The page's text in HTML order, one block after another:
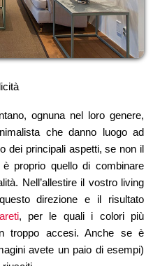
ognuna nel loro genere,
che danno luogo ad
dei principali aspetti, se non il
proprio quello di combinare
Nell’allestire il vostro living
direzione e il risultato
, per le quali i colori più
troppo accesi. Anche se è
avete un paio di esempi)